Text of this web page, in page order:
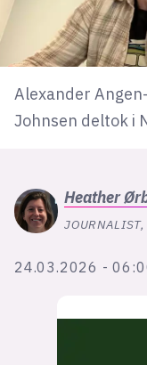
Alexander
Johnsen deltok i
Heather
24.03.2026 -
mørk
nyhetsbrev
kode24-
LinkedIn
Facebook